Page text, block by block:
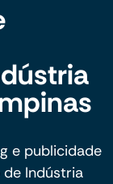
e publicidade
Indústria